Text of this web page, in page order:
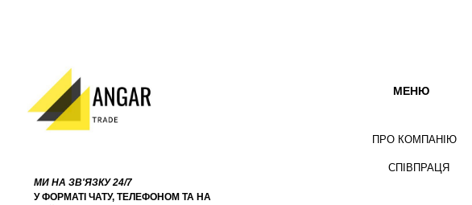
ПРО КОМПАНІЮ
СПІВПРАЦЯ
МИ НА ЗВ'ЯЗКУ 24/7
У ФОРМАТІ ЧАТУ, ТЕЛЕФОНОМ ТА НА
МЕНЮ